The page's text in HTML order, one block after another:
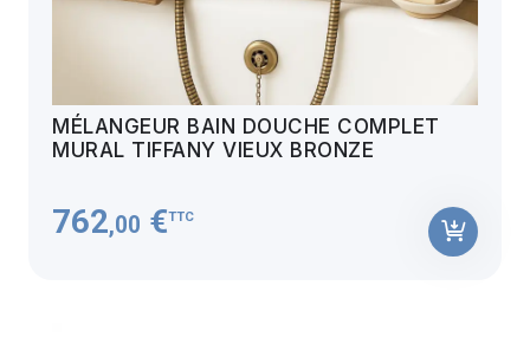
MÉLANGEUR BAIN DOUCHE COMPLET
MURAL TIFFANY VIEUX BRONZE
762,00 €TTC